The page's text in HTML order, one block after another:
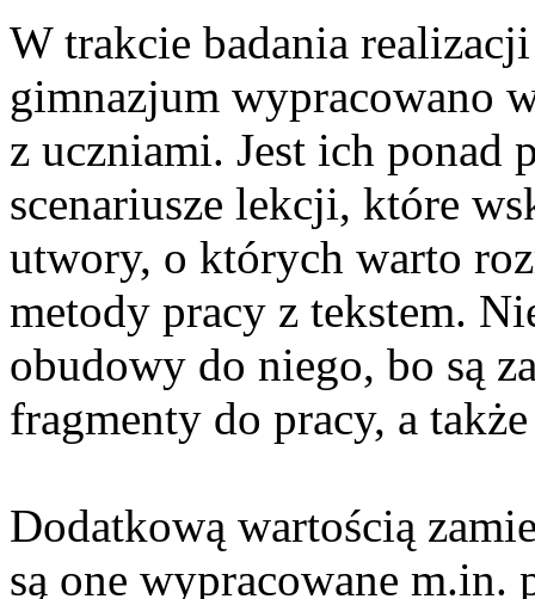
W trakcie badania
gimnazjum wypracowano
z uczniami. Jest ich ponad
scenariusze lekcji, które
utwory, o których warto
metody pracy z tekstem.
obudowy do niego, bo są
fragmenty do pracy, a
Dodatkową wartością
są one wypracowane